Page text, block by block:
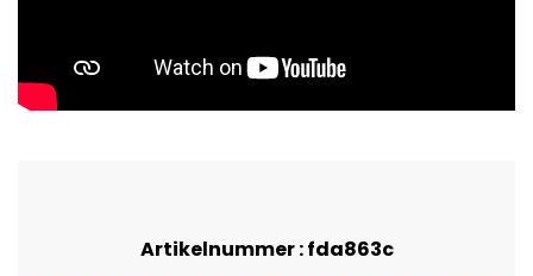
Artikelnummer : fda863c